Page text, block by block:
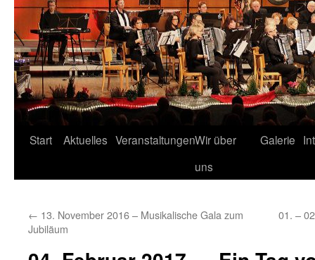
Start Aktuelles VeranstaltungenWir über
uns
Galerie
← 13. November 2016 – Musikalische Gala zum
Jubiläum
01. –